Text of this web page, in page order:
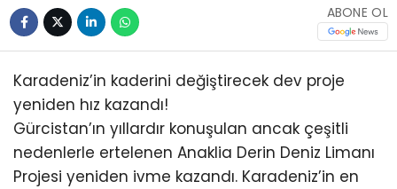
ABONE OL
Karadeniz’in kaderini değiştirecek dev proje
yeniden hız kazandı!
Gürcistan’ın yıllardır konuşulan ancak çeşitli
nedenlerle ertelenen Anaklia Derin Deniz Limanı
Projesi yeniden ivme kazandı. Karadeniz’in en